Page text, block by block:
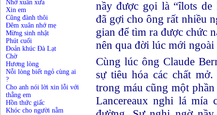
Nhớ xuân xưa
Xin em
Cũng đành thôi
Đêm xuân nhớ mẹ
Mừng sinh nhật
Phút cuối
Đoản khúc Đà Lạt
Chờ
Hương lòng
Nỗi lòng biết ngỏ cùng ai
?
Cho anh nói lời xin lỗi với
thằng em
Hồn thức giấc
Khóc cho người nằm
nầy được gọi là “îlots de
đã gợi cho ông rất nhiều
gian để tìm ra được chức
nên qua đời lúc mới
Cùng lúc ông Claude
sự tiêu hóa các chất
trong máu cũng một
Lancereaux nghi lá mía